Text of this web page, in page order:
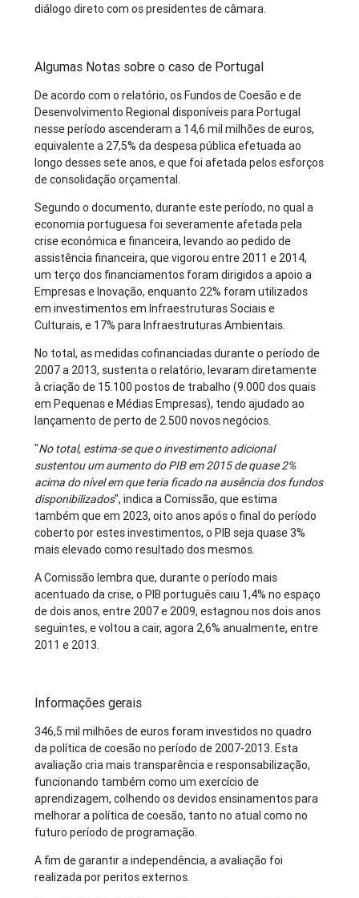
diálogo direto com os presidentes de câmara.
Algumas Notas sobre o caso de Portugal
De acordo com o relatório, os Fundos de Coesão e de
Desenvolvimento Regional disponíveis para Portugal
nesse período ascenderam a 14,6 mil milhões de euros,
equivalente a 27,5% da despesa pública efetuada ao
longo desses sete anos, e que foi afetada pelos esforços
de consolidação orçamental.
Segundo o documento, durante este período, no qual a
economia portuguesa foi severamente afetada pela
crise económica e financeira, levando ao pedido de
assistência financeira, que vigorou entre 2011 e 2014,
um terço dos financiamentos foram dirigidos a apoio a
Empresas e Inovação, enquanto 22% foram utilizados
em investimentos em Infraestruturas Sociais e
Culturais, e 17% para Infraestruturas Ambientais.
No total, as medidas cofinanciadas durante o período de
2007 a 2013, sustenta o relatório, levaram diretamente
à criação de 15.100 postos de trabalho (9.000 dos quais
em Pequenas e Médias Empresas), tendo ajudado ao
lançamento de perto de 2.500 novos negócios.
"No total, estima-se que o investimento adicional
sustentou um aumento do PIB em 2015 de quase 2%
acima do nível em que teria ficado na ausência dos fundos
disponibilizados", indica a Comissão, que estima
também que em 2023, oito anos após o final do período
coberto por estes investimentos, o PIB seja quase 3%
mais elevado como resultado dos mesmos.
A Comissão lembra que, durante o período mais
acentuado da crise, o PIB português caiu 1,4% no espaço
de dois anos, entre 2007 e 2009, estagnou nos dois anos
seguintes, e voltou a cair, agora 2,6% anualmente, entre
2011 e 2013.
Informações gerais
346,5 mil milhões de euros foram investidos no quadro
da política de coesão no período de 2007-2013. Esta
avaliação cria mais transparência e responsabilização,
funcionando também como um exercício de
aprendizagem, colhendo os devidos ensinamentos para
melhorar a política de coesão, tanto no atual como no
futuro período de programação.
A fim de garantir a independência, a avaliação foi
realizada por peritos externos.